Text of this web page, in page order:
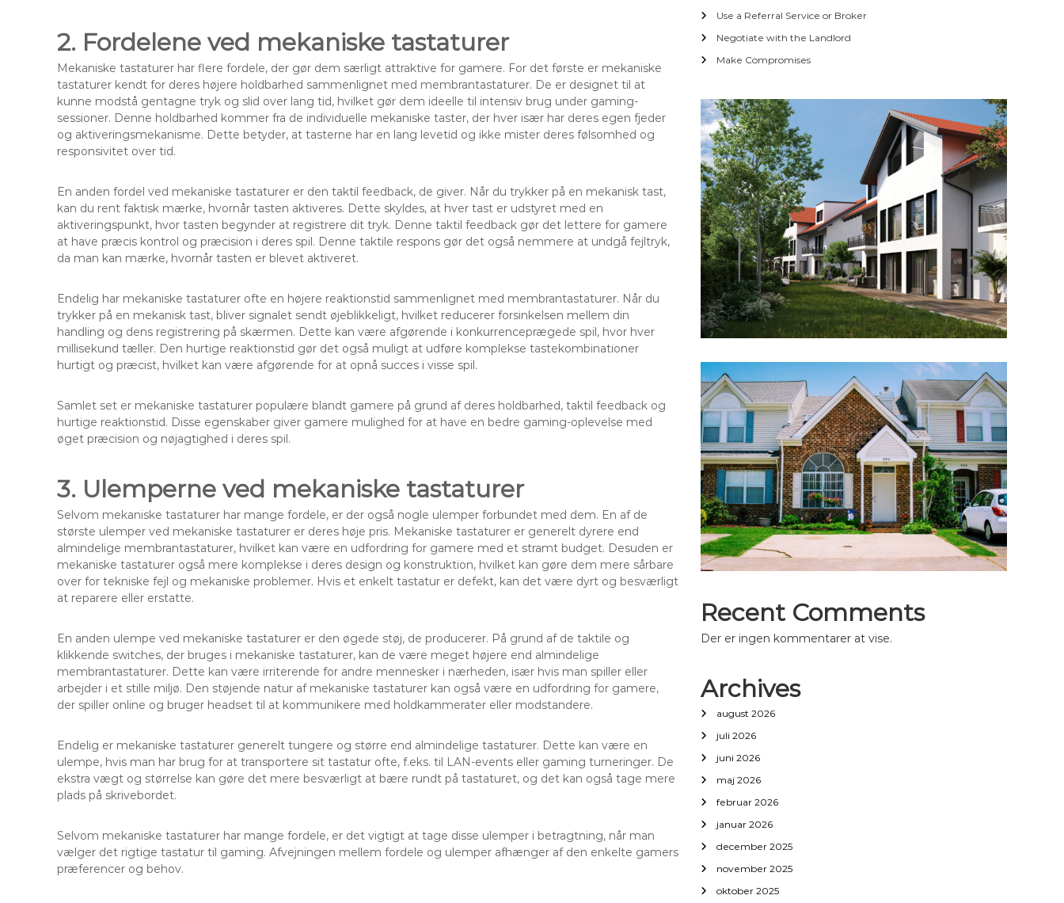
2. Fordelene ved mekaniske tastaturer
Mekaniske tastaturer har flere fordele, der gør dem særligt attraktive for gamere. For det første er mekaniske
tastaturer kendt for deres højere holdbarhed sammenlignet med membrantastaturer. De er designet til at
kunne modstå gentagne tryk og slid over lang tid, hvilket gør dem ideelle til intensiv brug under gaming-
sessioner. Denne holdbarhed kommer fra de individuelle mekaniske taster, der hver især har deres egen fjeder
og aktiveringsmekanisme. Dette betyder, at tasterne har en lang levetid og ikke mister deres følsomhed og
responsivitet over tid.
En anden fordel ved mekaniske tastaturer er den taktil feedback, de giver. Når du trykker på en mekanisk tast,
kan du rent faktisk mærke, hvornår tasten aktiveres. Dette skyldes, at hver tast er udstyret med en
aktiveringspunkt, hvor tasten begynder at registrere dit tryk. Denne taktil feedback gør det lettere for gamere
at have præcis kontrol og præcision i deres spil. Denne taktile respons gør det også nemmere at undgå fejltryk,
da man kan mærke, hvornår tasten er blevet aktiveret.
Endelig har mekaniske tastaturer ofte en højere reaktionstid sammenlignet med membrantastaturer. Når du
trykker på en mekanisk tast, bliver signalet sendt øjeblikkeligt, hvilket reducerer forsinkelsen mellem din
handling og dens registrering på skærmen. Dette kan være afgørende i konkurrenceprægede spil, hvor hver
millisekund tæller. Den hurtige reaktionstid gør det også muligt at udføre komplekse tastekombinationer
hurtigt og præcist, hvilket kan være afgørende for at opnå succes i visse spil.
Samlet set er mekaniske tastaturer populære blandt gamere på grund af deres holdbarhed, taktil feedback og
hurtige reaktionstid. Disse egenskaber giver gamere mulighed for at have en bedre gaming-oplevelse med
øget præcision og nøjagtighed i deres spil.
3. Ulemperne ved mekaniske tastaturer
Selvom mekaniske tastaturer har mange fordele, er der også nogle ulemper forbundet med dem. En af de
største ulemper ved mekaniske tastaturer er deres høje pris. Mekaniske tastaturer er generelt dyrere end
almindelige membrantastaturer, hvilket kan være en udfordring for gamere med et stramt budget. Desuden er
mekaniske tastaturer også mere komplekse i deres design og konstruktion, hvilket kan gøre dem mere sårbare
over for tekniske fejl og mekaniske problemer. Hvis et enkelt tastatur er defekt, kan det være dyrt og besværligt
at reparere eller erstatte.
En anden ulempe ved mekaniske tastaturer er den øgede støj, de producerer. På grund af de taktile og
klikkende switches, der bruges i mekaniske tastaturer, kan de være meget højere end almindelige
membrantastaturer. Dette kan være irriterende for andre mennesker i nærheden, især hvis man spiller eller
arbejder i et stille miljø. Den støjende natur af mekaniske tastaturer kan også være en udfordring for gamere,
der spiller online og bruger headset til at kommunikere med holdkammerater eller modstandere.
Endelig er mekaniske tastaturer generelt tungere og større end almindelige tastaturer. Dette kan være en
ulempe, hvis man har brug for at transportere sit tastatur ofte, f.eks. til LAN-events eller gaming turneringer. De
ekstra vægt og størrelse kan gøre det mere besværligt at bære rundt på tastaturet, og det kan også tage mere
plads på skrivebordet.
Selvom mekaniske tastaturer har mange fordele, er det vigtigt at tage disse ulemper i betragtning, når man
vælger det rigtige tastatur til gaming. Afvejningen mellem fordele og ulemper afhænger af den enkelte gamers
præferencer og behov.
Use a Referral Service or Broker
Negotiate with the Landlord
Make Compromises
Recent Comments
Der er ingen kommentarer at vise.
Archives
august 2026
juli 2026
juni 2026
maj 2026
februar 2026
januar 2026
december 2025
november 2025
oktober 2025